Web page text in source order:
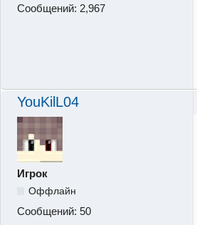
Сообщений: 2,967
YouKilL04
Игрок
Оффлайн
Сообщений: 50